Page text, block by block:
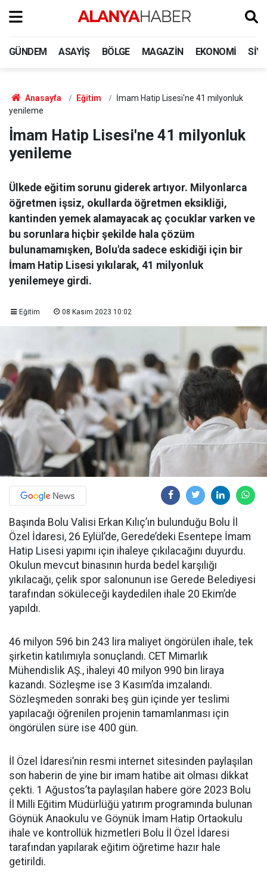
GÜNDEM ASAYIŞ BÖLGE MAGAZIN EKONOMI
Anasayfa Eğitim
İmam Hatip Lisesi'ne 41 milyonluk
yenileme
İmam Hatip Lisesi'ne 41 milyonluk
yenileme
Ülkede eğitim sorunu giderek artıyor. Milyonlarca
öğretmen işsiz, okullarda öğretmen eksikliği,
kantinden yemek alamayacak aç çocuklar varken ve
bu sorunlara hiçbir şekilde hala çözüm
bulunamamışken, Bolu'da sadece eskidiği için bir
İmam Hatip Lisesi yıkılarak, 41 milyonluk
yenilemeye girdi.
Eğitim 08 Kasım 2023 10:02
Başında Bolu Valisi Erkan Kılıç’ın bulunduğu Bolu İl
Özel İdaresi, 26 Eylül’de, Gerede’deki Esentepe İmam
Hatip Lisesi yapımı için ihaleye çıkılacağını duyurdu.
Okulun mevcut binasının hurda bedel karşılığı
yıkılacağı, çelik spor salonunun ise Gerede Belediyesi
tarafından söküleceği kaydedilen ihale 20 Ekim’de
yapıldı.
46 milyon 596 bin 243 lira maliyet öngörülen ihale, tek
şirketin katılımıyla sonuçlandı. CET Mimarlık
Mühendislik AŞ., ihaleyi 40 milyon 990 bin liraya
kazandı. Sözleşme ise 3 Kasım’da imzalandı.
Sözleşmeden sonraki beş gün içinde yer teslimi
yapılacağı öğrenilen projenin tamamlanması için
öngörülen süre ise 400 gün.
İl Özel İdaresi’nin resmi internet sitesinden paylaşılan
son haberin de yine bir imam hatibe ait olması dikkat
çekti. 1 Ağustos’ta paylaşılan habere göre 2023 Bolu
İl Milli Eğitim Müdürlüğü yatırım programında bulunan
Göynük Anaokulu ve Göynük İmam Hatip Ortaokulu
ihale ve kontrollük hizmetleri Bolu İl Özel İdaresi
tarafından yapılarak eğitim öğretime hazır hale
getirildi.